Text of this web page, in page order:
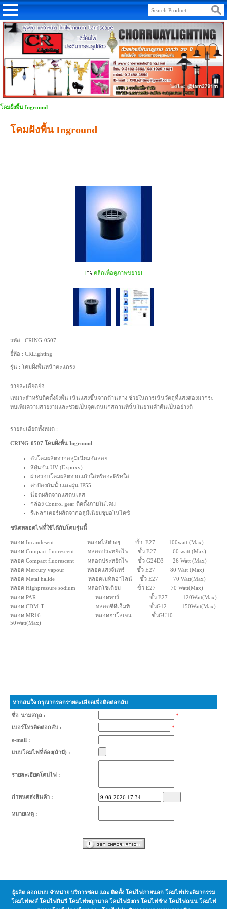
โคมฝั่งพื้น Inground
โคมฝังพื้น Inground
[ คลิกเพื่อดูภาพขยาย]
รหัส : CRING-0507
ยี่ห้อ : CRLighting
รุ่น : โคมฝั่งพื้นหน้าตะแกรง
รายละเอียดย่อ :
เหมาะสำหรับติดตั้งฝั่งพื้น เน้นแสงขึ้นจากด้านล่าง ช่วยในการเน้นวัตถุที่แสงส่องมากระ
ทบเพิ่มความสวยงามและช่วยเป็นจุดเด่นแก่สถานที่นั่นในยามค่ำคืนเป็นอย่างดี
รายละเอียดทั้งหมด :
CRING-0507 โคมฝั่งพื้น Inground
ตัวโคมผลิตจากอลูมีเนียมอัลลอย
สีฝุ่นกัน UV (Expoxy)
ฝาครอบโคมผลิตจากแก้วใสหรืออะคิริคใส
ค่าป้องกันน้ำและฝุ่น IP55
น็อตผลิตจากแสตนเลส
กล่อง Control gear ติดตั้งภายในโคม
รีเฟลกเตอร์ผลิตจากอลูมีเนียมชุบอโนไดซ์
ชนิดหลอดไฟที่ใช้ได้กับโคมรุ่นนี้
หลอด Incandesent หลอดไส้ต่างๆ ขั้ว E27 100watt (Max)
หลอด Compact fluorescent หลอดประหยัดไฟ ขั้ว E27 60 watt (Max)
หลอด Compact fluorescent หลอดประหยัดไฟ ขั้ว G24D3 26 Watt (Max)
หลอด Mercury vapour หลอดแสงจันทร์ ขั้ว E27 80 Watt (Max)
หลอด Metal halide หลอดเมทัลฮาไลน์ ขั้ว E27 70 Watt(Max)
หลอด Highpressure sodium หลอดโซเดียม ขั้ว E27 70 Watt(Max)
หลอด PAR หลอดพาร์ ขั้ว E27 120Watt(Max)
หลอด CDM-T หลอดซีดีเอ็มที ขั้วG12 150Watt(Max)
หลอด MR16 หลอดฮาโลเจน ขั้วGU10
50Watt(Max)
หากสนใจ กรุณากรอกรายละเอียดเพื่อติดต่อกลับ
ชื่อ-นามสกุล :
*
เบอร์โทรติดต่อกลับ :
*
e-mail :
แบบโคมไฟที่ต้อง(ถ้ามี) :
รายละเอียดโคมไฟ :
กำหนดส่งสินค้า : . . .
หมายเหตุ :
ผู้ผลิต ออกแบบ จำหน่าย บริการซ่อม และ ติดตั้ง โคมไฟภายนอก โคมไฟประติมากรรม
โคมไฟหงส์ โคมไฟกินรี โคมไฟพญานาค โคมไฟมังกร โคมไฟช้าง โคมไฟถนน โคมไฟ